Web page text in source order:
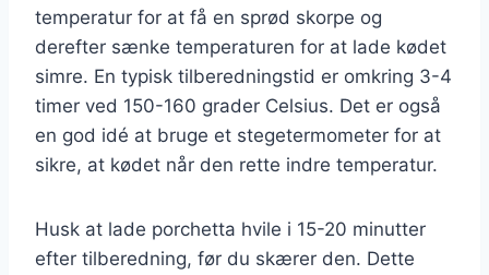
temperatur for at få en sprød skorpe og
derefter sænke temperaturen for at lade kødet
simre. En typisk tilberedningstid er omkring 3-4
timer ved 150-160 grader Celsius. Det er også
en god idé at bruge et stegetermometer for at
sikre, at kødet når den rette indre temperatur.
Husk at lade porchetta hvile i 15-20 minutter
efter tilberedning, før du skærer den. Dette